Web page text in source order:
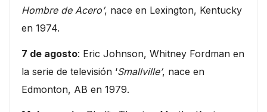
Hombre de Acero’, nace en Lexington, Kentucky
en 1974.
7 de agosto: Eric Johnson, Whitney Fordman en
la serie de televisión ‘Smallville’, nace en
Edmonton, AB en 1979.